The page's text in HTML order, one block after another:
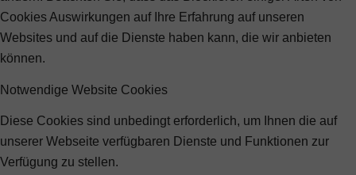
Cookies Auswirkungen auf Ihre Erfahrung auf unseren
Websites und auf die Dienste haben kann, die wir anbieten
können.
Notwendige Website Cookies
Diese Cookies sind unbedingt erforderlich, um Ihnen die auf
unserer Webseite verfügbaren Dienste und Funktionen zur
Verfügung zu stellen.